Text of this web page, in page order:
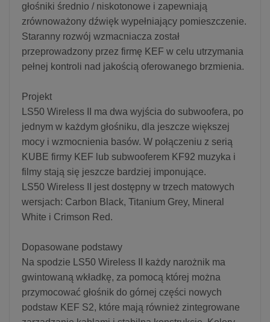
głośniki średnio / niskotonowe i zapewniają
zrównoważony dźwięk wypełniający pomieszczenie.
Staranny rozwój wzmacniacza został
przeprowadzony przez firmę KEF w celu utrzymania
pełnej kontroli nad jakością oferowanego brzmienia.
Projekt
LS50 Wireless II ma dwa wyjścia do subwoofera, po
jednym w każdym głośniku, dla jeszcze większej
mocy i wzmocnienia basów. W połączeniu z serią
KUBE firmy KEF lub subwooferem KF92 muzyka i
filmy stają się jeszcze bardziej imponujące.
LS50 Wireless II jest dostępny w trzech matowych
wersjach: Carbon Black, Titanium Grey, Mineral
White i Crimson Red.
Dopasowane podstawy
Na spodzie LS50 Wireless II każdy narożnik ma
gwintowaną wkładkę, za pomocą której można
przymocować głośnik do górnej części nowych
podstaw KEF S2, które mają również zintegrowane